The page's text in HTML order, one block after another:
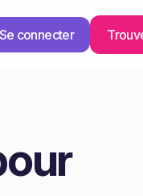
Se connecter